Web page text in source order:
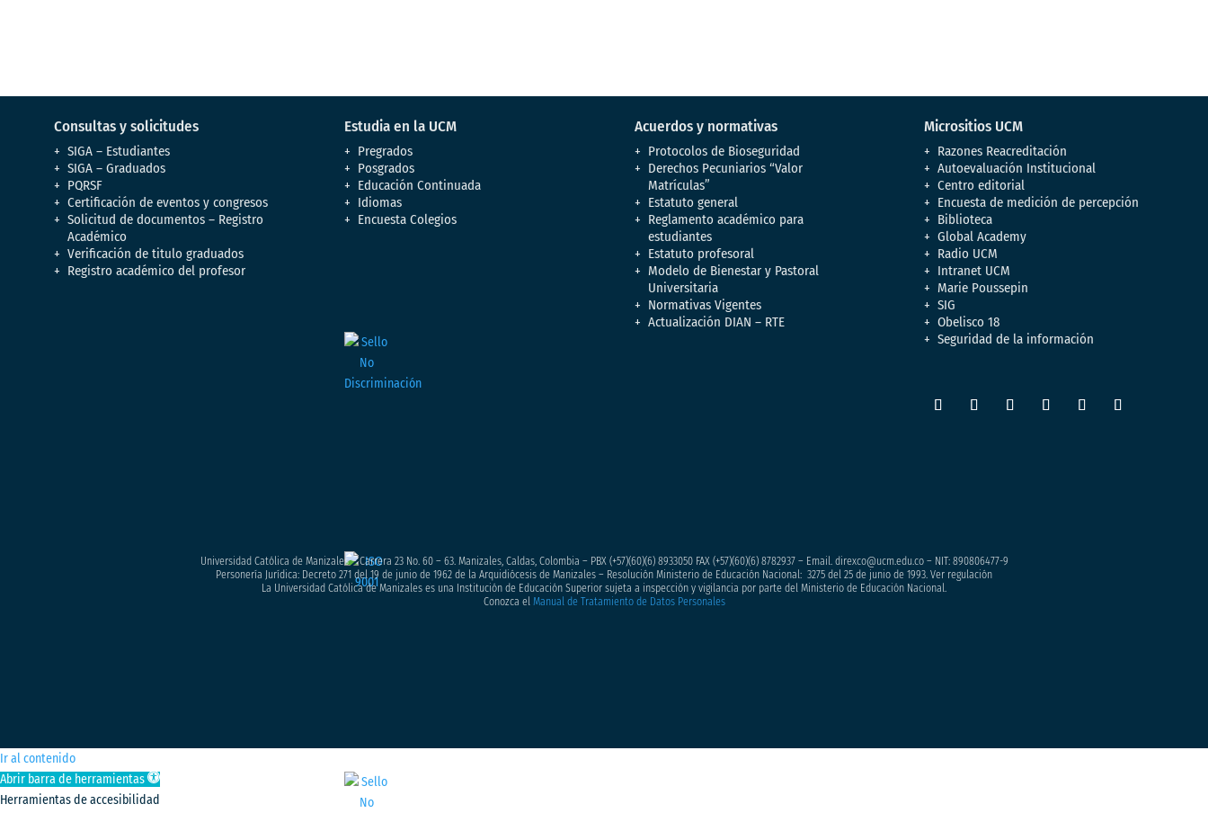
Consultas y solicitudes
SIGA – Estudiantes
SIGA – Graduados
PQRSF
Certificación de eventos y congresos
Solicitud de documentos – Registro
Académico
Verificación de titulo graduados
Registro académico del profesor
Estudia en la UCM
Pregrados
Posgrados
Educación Continuada
Idiomas
Encuesta Colegios
Acuerdos y normativas
Protocolos de Bioseguridad
Derechos Pecuniarios “Valor
Matrículas”
Estatuto general
Reglamento académico para
estudiantes
Estatuto profesoral
Modelo de Bienestar y Pastoral
Universitaria
Normativas Vigentes
Actualización DIAN – RTE
Micrositios UCM
Razones Reacreditación
Autoevaluación Institucional
Centro editorial
Encuesta de medición de percepción
Biblioteca
Global Academy
Radio UCM
Intranet UCM
Marie Poussepin
SIG
Obelisco 18
Seguridad de la información
Universidad Católica de Manizales – Carrera 23 No. 60 – 63. Manizales, Caldas, Colombia – PBX (+57)(60)(6) 8933050FAX (+57)(60)(6) 8782937 – Email. direxco@ucm.edu.co – NIT: 890806477-9
Personería Jurídica: Decreto 271 del 19 de junio de 1962 de la Arquidiócesis de Manizales – Resolución Ministerio de Educación Nacional: 3275 del 25 de junio de 1993. Ver regulación
La Universidad Católica de Manizales es una Institución de Educación Superior sujeta a inspección y vigilancia por parte del Ministerio de Educación Nacional.
Conozca el Manual de Tratamiento de Datos Personales
Ir al contenido
Abrir barra de herramientas
Herramientas de accesibilidad